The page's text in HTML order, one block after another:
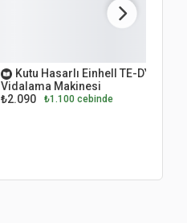
Kutu Hasarlı Einhell TE-DY 18 Li
Vidalama Makinesi
₺2.090
₺1.100 cebinde